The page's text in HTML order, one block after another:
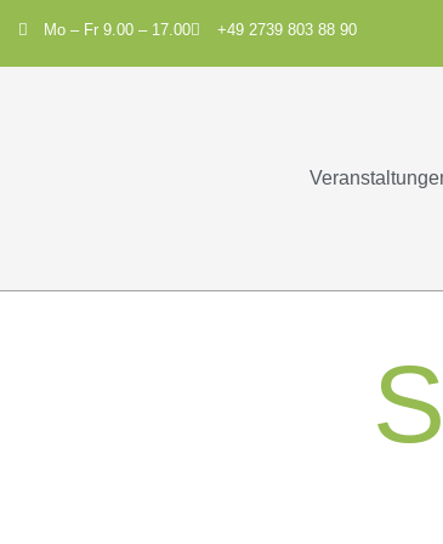
Mo – Fr 9.00 – 17.00 +49 2739 803 88 90